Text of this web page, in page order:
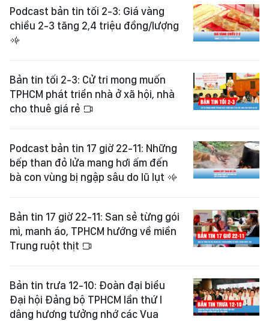
Podcast bản tin tối 2-3: Giá vàng
chiều 2-3 tăng 2,4 triệu đồng/lượng
Bản tin tối 2-3: Cử tri mong muốn
TPHCM phát triển nhà ở xã hội, nhà
cho thuê giá rẻ
Podcast bản tin 17 giờ 22-11: Những
bếp than đỏ lửa mang hơi ấm đến
bà con vùng bị ngập sâu do lũ lụt
Bản tin 17 giờ 22-11: San sẻ từng gói
mì, manh áo, TPHCM hướng về miền
Trung ruột thịt
Bản tin trưa 12-10: Đoàn đại biểu
Đại hội Đảng bộ TPHCM lần thứ I
dâng hương tưởng nhớ các Vua